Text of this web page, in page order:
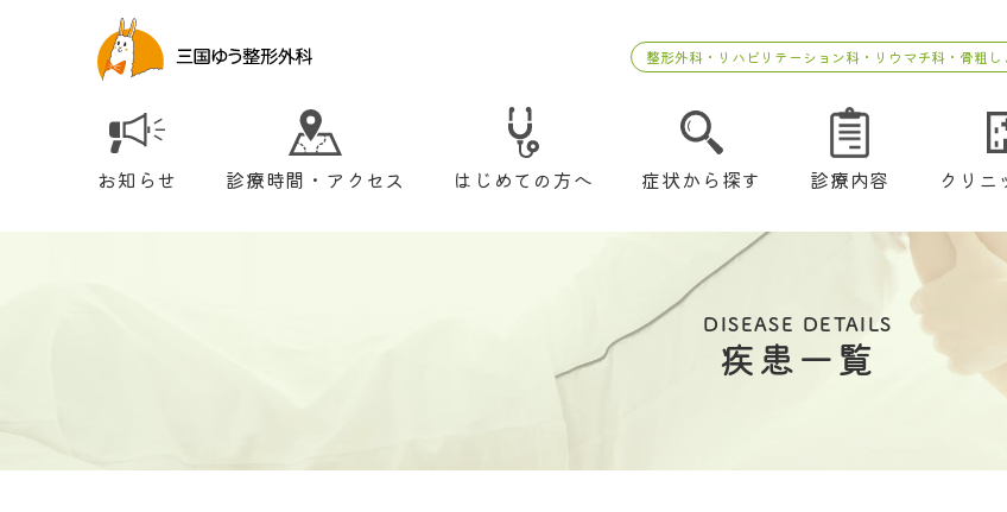
整形外科・リハビリテーション科・リウマチ科・骨粗
お知らせ 診療時間・アクセス はじめての方へ 症状から探す 診療内容 クリニ
DISEASE DETAILS
疾患一覧